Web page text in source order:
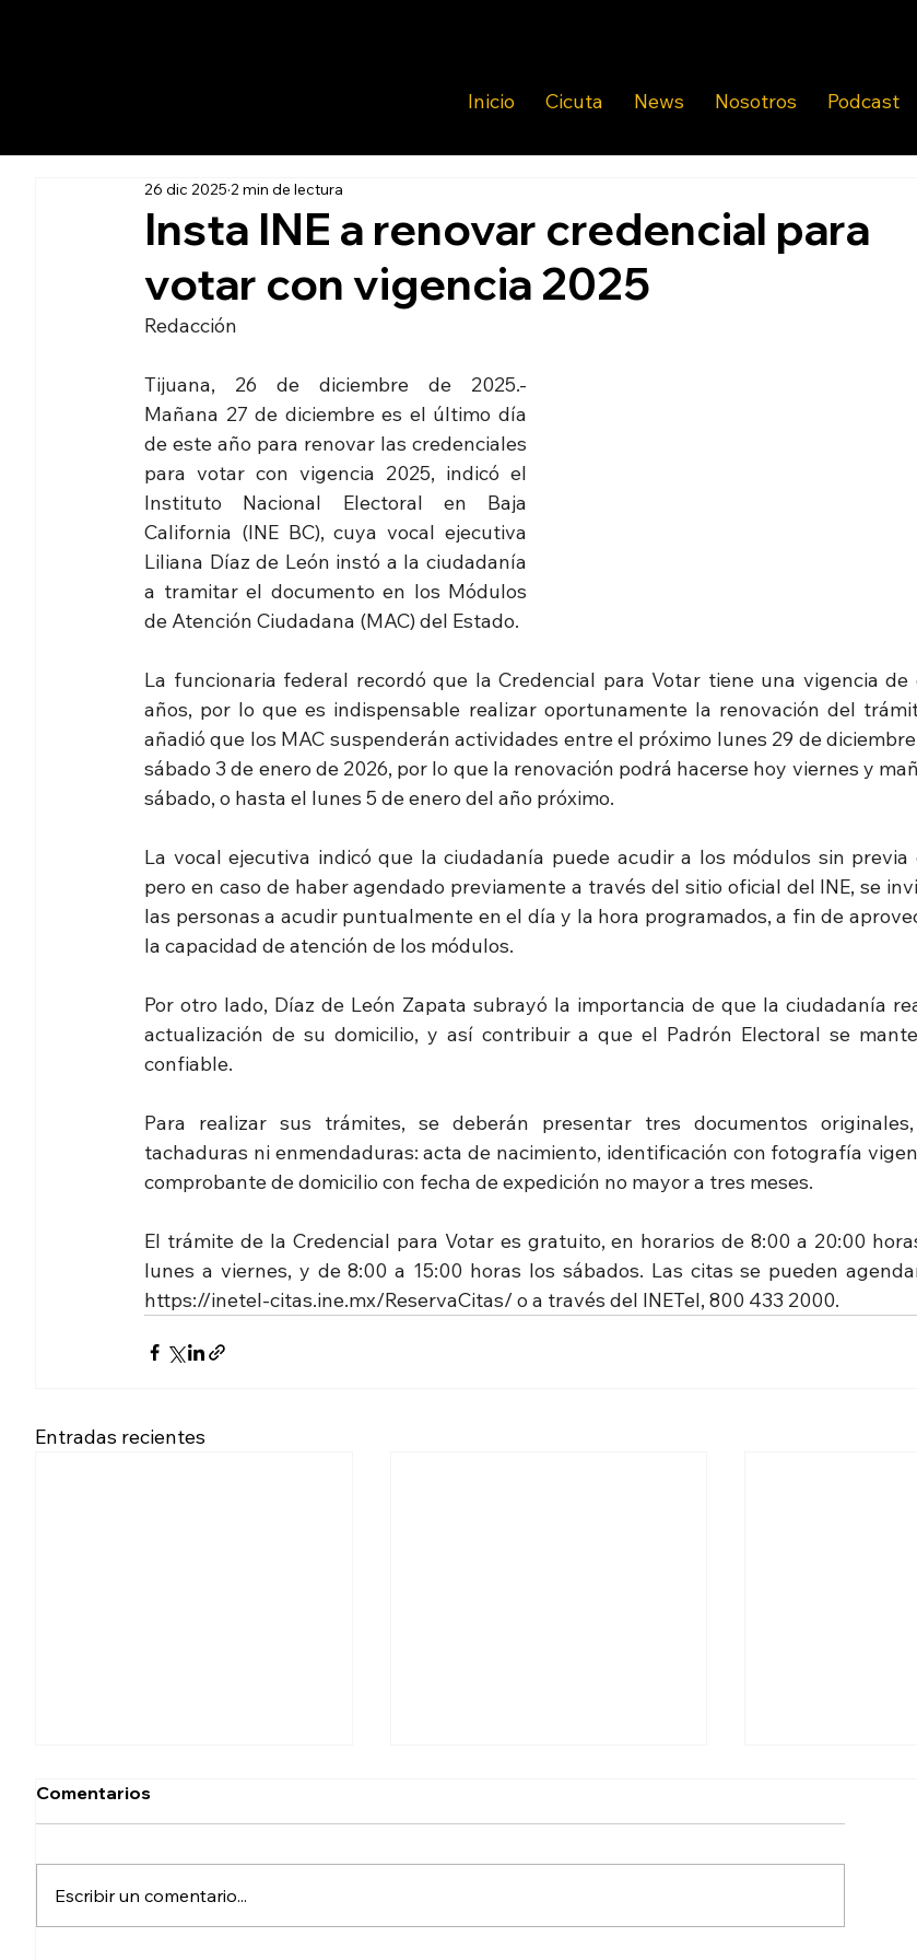
Inicio Cicuta News Nosotros Podcast
Insta INE a renovar credencial para
votar con vigencia 2025
26 dic 2025 2 min de lectura
Redacción
Tijuana, 26 de diciembre de 2025.-
Mañana 27 de diciembre es el último día
de este año para renovar las credenciales
para votar con vigencia 2025, indicó el
Instituto Nacional Electoral en Baja
California (INE BC), cuya vocal ejecutiva
Liliana Díaz de León instó a la ciudadanía
a tramitar el documento en los Módulos
de Atención Ciudadana (MAC) del Estado.
La funcionaria federal recordó que la Credencial para Votar tiene una vigencia de
años, por lo que es indispensable realizar oportunamente la renovación del
añadió que los MAC suspenderán actividades entre el próximo lunes 29 de
sábado 3 de enero de 2026, por lo que la renovación podrá hacerse hoy viernes y
sábado, o hasta el lunes 5 de enero del año próximo.
La vocal ejecutiva indicó que la ciudadanía puede acudir a los módulos sin previa
pero en caso de haber agendado previamente a través del sitio oficial del INE, se
las personas a acudir puntualmente en el día y la hora programados, a fin de
la capacidad de atención de los módulos.
Por otro lado, Díaz de León Zapata subrayó la importancia de que la ciudadanía
actualización de su domicilio, y así contribuir a que el Padrón Electoral se
confiable.
Para realizar sus trámites, se deberán presentar tres documentos
tachaduras ni enmendaduras: acta de nacimiento, identificación con fotografía
comprobante de domicilio con fecha de expedición no mayor a tres meses.
El trámite de la Credencial para Votar es gratuito, en horarios de 8:00 a 20:00
https://inetel-citas.ine.mx/ReservaCitas/ o a través del INETel, 800 433 2000.
Entradas recientes
Comentarios
Escribir un comentario...